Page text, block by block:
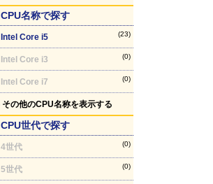
CPU名称で探す
Intel Core i5 (23)
Intel Core i3 (0)
Intel Core i7 (0)
その他のCPU名称を表示する
CPU世代で探す
4世代 (0)
5世代 (0)